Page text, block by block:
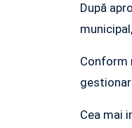
După
Conform
Cea mai